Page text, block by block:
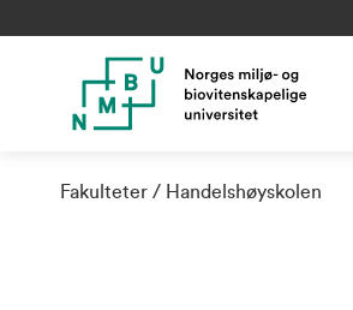
Fakulteter Handelshøyskolen